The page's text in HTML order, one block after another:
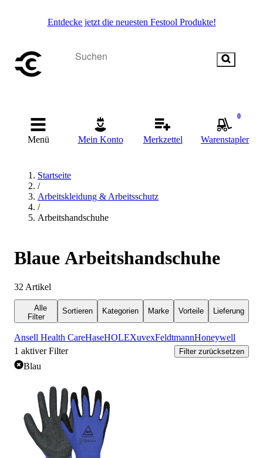
Entdecke jetzt die neuesten Festool Produkte!
Menü Mein Konto Merkzettel
0
Warenstapler
Startseite
/
Arbeitskleidung & Arbeitsschutz
/
Arbeitshandschuhe
Blaue Arbeitshandschuhe
32 Artikel
Alle
Filter
Sortieren Kategorien Marke Vorteile Lieferung
Ansell Health CareHaseHOLEXuvexFeldtmannHoneywell
1 aktiver Filter Filter zurücksetzen
Blau